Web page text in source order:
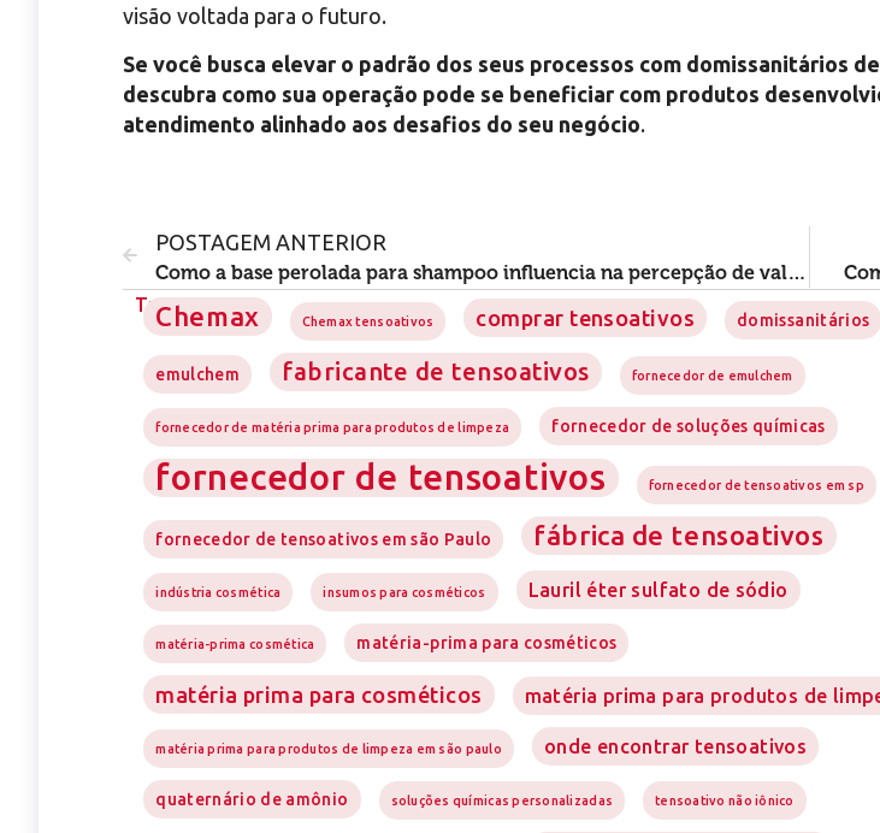
visão voltada para o futuro.
Se você busca elevar o padrão dos seus processos com domissanitários
descubra como sua operação pode se beneficiar com produtos
atendimento alinhado aos desafios do seu negócio.
POSTAGEM ANTERIOR
Como a base perolada para shampoo influencia na percepção de valor do seu produto
TagsChemax Chemax tensoativos comprar tensoativos domissanitários
emulchem fabricante de tensoativos fornecedor de emulchem
fornecedor de matéria prima para produtos de limpeza fornecedor de soluções químicas
fornecedor de tensoativos fornecedor de tensoativos em sp
fornecedor de tensoativos em são Paulo fábrica de tensoativos
indústria cosmética insumos para cosméticos Lauril éter sulfato de sódio
matéria-prima cosmética matéria-prima para cosméticos
matéria prima para cosméticos matéria prima para produtos de
matéria prima para produtos de limpeza em são paulo onde encontrar tensoativos
quaternário de amônio soluções químicas personalizadas tensoativo não iônico